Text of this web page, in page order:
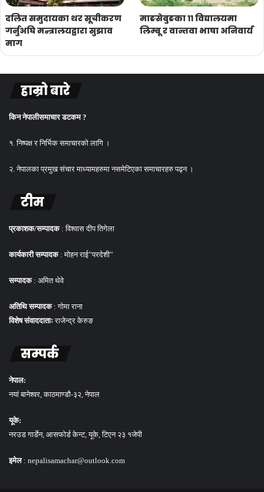
दलित समुदायका थर सूचीकरण
गर्नुअघि मन्त्रालयद्वारा सुझाव
माग
माङसेबुङका ११ विद्यालयमा
लिम्बू र वान्तवा भाषा अनिवार्य
हाम्रो बारे
किन नेपालीसमाचार डटकम ?
१. निष्पक्ष र निर्भिक समाचारको लागि ।
२. नेपालका प्रमुख संचार माध्यामहरुमा नसमेटिएका समाचारहरु पढ्न ।
टीम
प्रकाशक/सम्पादक : विश्वास दीप तिगेला
कार्यकारी सम्पादक: मोहन राई”परदेशी”
सम्पादक: अमित थेवे
अतिथि सम्पादक: गोमा राना
विशेष संवाददाताःराजेन्द्र केरुङ
सम्पर्क
नेपाल:
नयां बानेश्वर, काठमाण्डौ-३२, नेपाल
यूके:
नरउड गार्डेन, आसफोर्ड केन्ट, यूके, टिएन २३ १जेपी
इमेल: nepalisamachar@outlook.com